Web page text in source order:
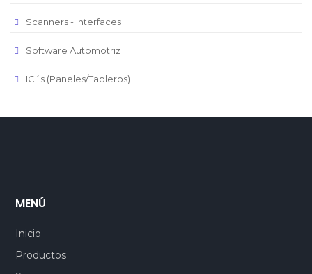
Scanners - Interfaces
Software Automotriz
IC´s (Paneles/Tableros)
MENÚ
Inicio
Productos